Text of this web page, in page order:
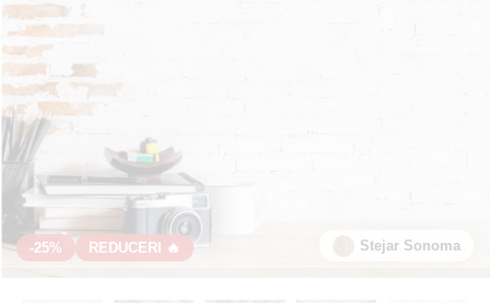
-25% REDUCERI 🔥 Stejar Sonoma